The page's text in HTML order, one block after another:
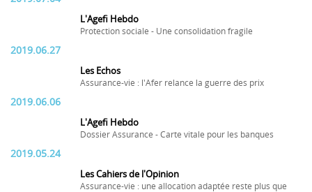
L'Agefi Hebdo
Protection sociale - Une consolidation fragile
2019.06.27
Les Echos
Assurance-vie : l'Afer relance la guerre des prix
2019.06.06
L'Agefi Hebdo
Dossier Assurance - Carte vitale pour les banques
2019.05.24
Les Cahiers de l'Opinion
Assurance-vie : une allocation adaptée reste plus que